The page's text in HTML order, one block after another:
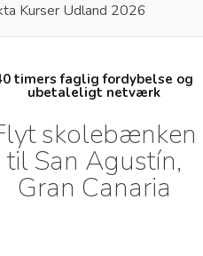
Kurser Udland 2026
timers faglig fordybelse og
ubetaleligt netværk
skolebænken
til San Agustín,
Gran Canaria